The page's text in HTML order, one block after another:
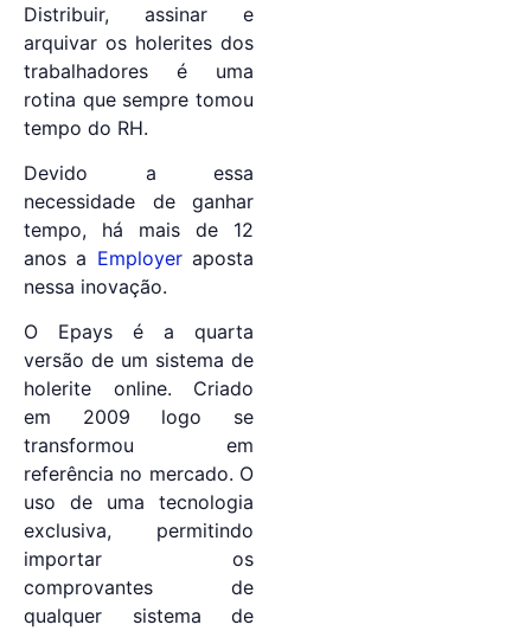
Distribuir, assinar e
arquivar os holerites dos
trabalhadores é uma
rotina que sempre tomou
tempo do RH.
Devido a essa
necessidade de ganhar
tempo, há mais de 12
anos a Employeraposta
nessa inovação.
O Epays é a quarta
versão de um sistema de
holerite online. Criado
em 2009 logo se
transformou em
referência no mercado. O
uso de uma tecnologia
exclusiva, permitindo
importar os
comprovantes de
qualquer sistema de